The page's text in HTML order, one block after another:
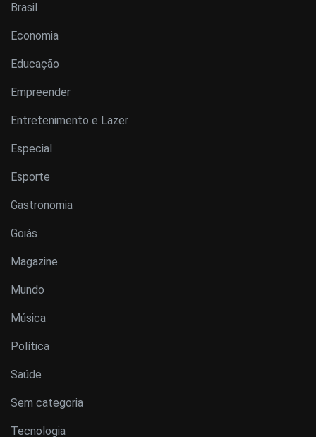
Brasil
Economia
Educação
Empreender
Entretenimento e Lazer
Especial
Esporte
Gastronomia
Goiás
Magazine
Mundo
Música
Política
Saúde
Sem categoria
Tecnologia